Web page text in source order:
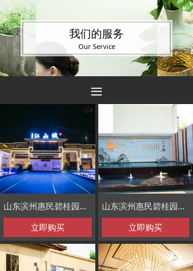
我们的服务
Our Service
끀
山东滨州惠民碧桂园装修照片
立即购买
山东滨州惠民碧桂园装修照片
立即购买